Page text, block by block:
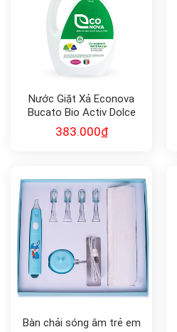
Nước Giặt Xả Econova
Bucato Bio Activ Dolce
Vita
383.000₫
Bàn chải sóng âm trẻ em